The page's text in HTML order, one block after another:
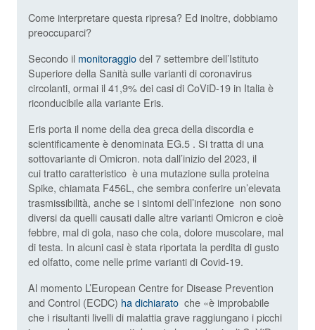
Come interpretare questa ripresa? Ed inoltre, dobbiamo
preoccuparci?
Secondo il monitoraggiodel 7 settembre dell’Istituto
Superiore della Sanità sulle varianti di coronavirus
circolanti, ormai il 41,9% dei casi di CoViD-19 in Italia è
riconducibile alla variante Eris.
Eris porta il nome della dea greca della discordia e
scientificamente è denominata EG.5 . Si tratta di una
sottovariante di Omicron. nota dall’inizio del 2023, il
cui tratto caratteristico è una mutazione sulla proteina
Spike, chiamata F456L, che sembra conferire un’elevata
trasmissibilità, anche se i sintomi dell’infezione non sono
diversi da quelli causati dalle altre varianti Omicron e cioè
febbre, mal di gola, naso che cola, dolore muscolare, mal
di testa. In alcuni casi è stata riportata la perdita di gusto
ed olfatto, come nelle prime varianti di Covid-19.
Al momento L’European Centre for Disease Prevention
and Control (ECDC) ha dichiarato che «è improbabile
che i risultanti livelli di malattia grave raggiungano i picchi